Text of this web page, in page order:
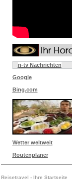
n-tv Nachrichten
Google
Bing.com
Wetter weltweit
Routenplaner
Reisetravel - Ihre Startseite